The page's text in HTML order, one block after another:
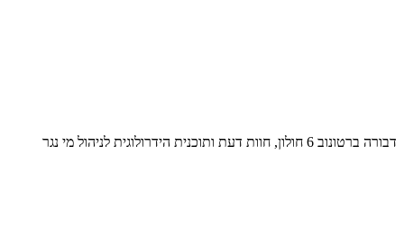
דבורה ברטונוב 6 חולון, חוות דעת ותוכנית הידרולוגית לניהול מי נגר